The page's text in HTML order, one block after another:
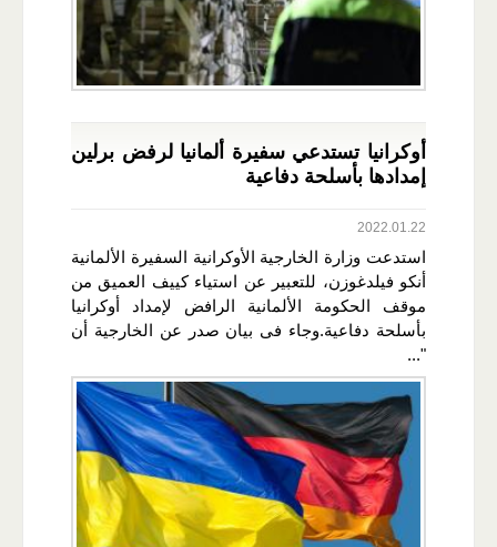
أوكرانيا تستدعي سفيرة ألمانيا لرفض برلين
إمدادها بأسلحة دفاعية
2022.01.22
استدعت وزارة الخارجية الأوكرانية السفيرة الألمانية
أنكو فيلدغوزن، للتعبير عن استياء كييف العميق من
موقف الحكومة الألمانية الرافض لإمداد أوكرانيا
بأسلحة دفاعية.وجاء فى بيان صدر عن الخارجية أن
"...